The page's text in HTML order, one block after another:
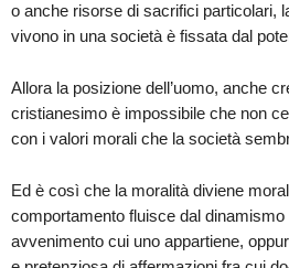
o anche risorse di sacrifici particolari,
vivono in una società è fissata dal
Allora la posizione dell’uomo, anche
cristianesimo è impossibile che non
con i valori morali che la società
Ed è così che la moralità diviene
comportamento fluisce dal
avvenimento cui uno appartiene,